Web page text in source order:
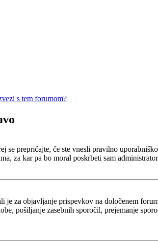
s tem forumom?
se prepričajte, če ste vnesli pravilno
za kar pa bo moral poskrbeti sam
je za objavljanje prispevkov na določenem
pošiljanje zasebnih sporočil, prejemanje